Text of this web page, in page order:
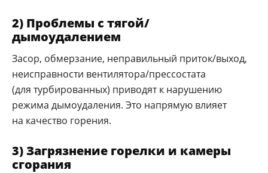
2) Проблемы с тягой/
дымоудалением
Засор, обмерзание, неправильный приток/выход,
неисправности вентилятора/прессостата
(для турбированных) приводят к нарушению
режима дымоудаления. Это напрямую влияет
на качество горения.
3) Загрязнение горелки и камеры
сгорания